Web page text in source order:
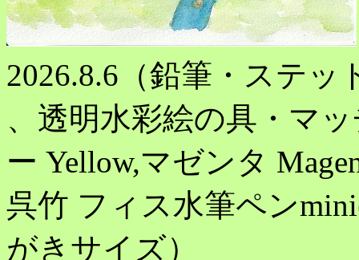
2026.8.6（鉛筆・ステ
、透明水彩絵の具・マ
ー Yellow,マゼンタ
呉竹 フィス水筆ペン
がきサイズ）